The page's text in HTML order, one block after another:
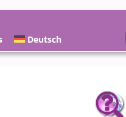
Deutsch